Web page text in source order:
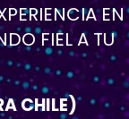
EN
FIEL A TU
CHILE)